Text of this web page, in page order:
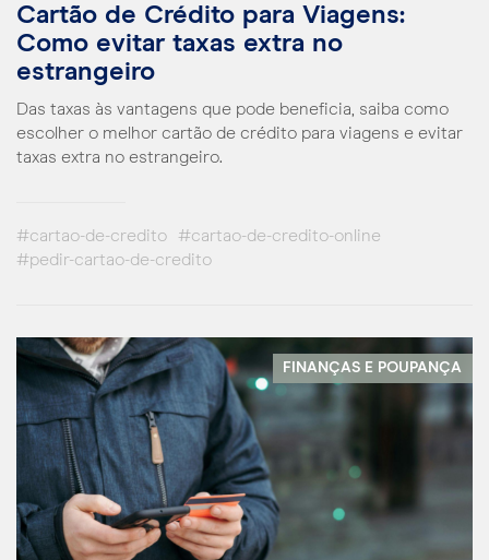
Cartão de Crédito para Viagens:
Como evitar taxas extra no
estrangeiro
Das taxas às vantagens que pode beneficia, saiba como
escolher o melhor cartão de crédito para viagens e evitar
taxas extra no estrangeiro.
#cartao-de-credito
#cartao-de-credito-online
#pedir-cartao-de-credito
FINANÇAS E POUPANÇA